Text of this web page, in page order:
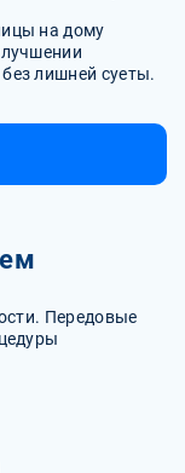
на дому
лишней суеты.
Передовые